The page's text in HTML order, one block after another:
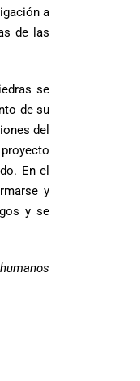
a
de las
se
de su
del
En el
y
y se